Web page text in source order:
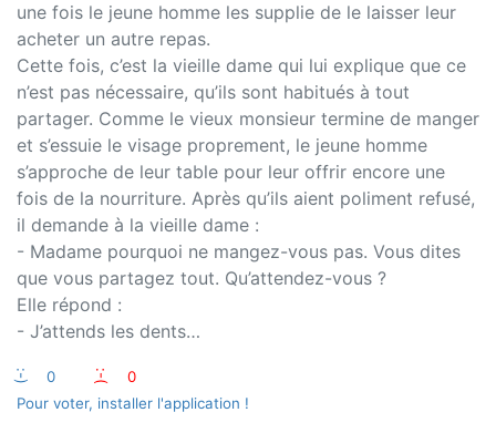
une fois le jeune homme les supplie de le laisser leur
acheter un autre repas.
Cette fois, c’est la vieille dame qui lui explique que ce
n’est pas nécessaire, qu’ils sont habitués à tout
partager. Comme le vieux monsieur termine de manger
et s’essuie le visage proprement, le jeune homme
s’approche de leur table pour leur offrir encore une
fois de la nourriture. Après qu’ils aient poliment refusé,
il demande à la vieille dame :
- Madame pourquoi ne mangez-vous pas. Vous dites
que vous partagez tout. Qu’attendez-vous ?
Elle répond :
- J’attends les dents…
:-) 0 :-(
0
Pour voter, installer l'application !